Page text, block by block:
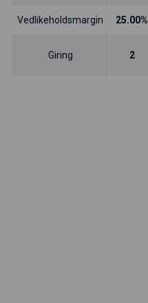
Vedlikeholdsmargin 25.00%
Giring 2